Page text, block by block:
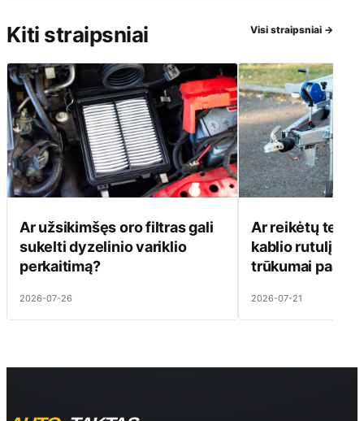
Kiti straipsniai Visi straipsniai →
Ar užsikimšęs oro filtras gali
sukelti dyzelinio variklio
perkaitimą?
2026-07-26
Ar reikėtų tepti
kablio rutulį?
trūkumai
2026-07-21